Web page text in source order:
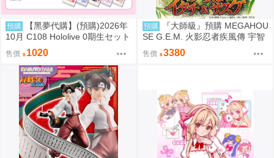
預購
【黑夢代購】(預購)2026年
10月 C108 Hololive 0期生セット
【非公式】套組 社團名:空色姉妹
繪師:綾香
售價 1020
預購
『大師級』預購 MEGAHOU
SE G.E.M. 火影忍者疾風傳 宇智
波鼬 & 宇智波佐助 再販
售價 3380